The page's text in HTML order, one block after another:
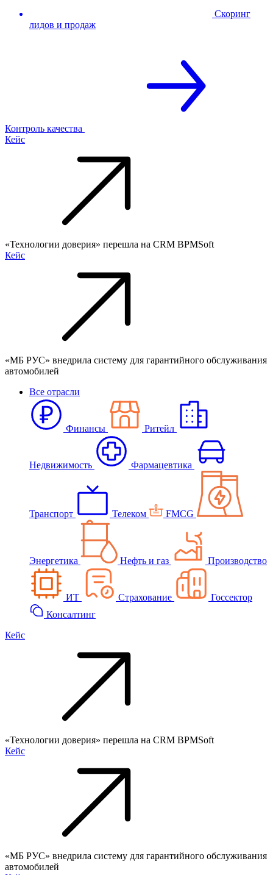
Скоринг
лидов и продаж
Контроль качества
Кейс
«Технологии доверия» перешла на CRM BPMSoft
Кейс
«МБ РУС» внедрила систему для гарантийного обслуживания
автомобилей
Все отрасли
Финансы Ритейл
Недвижимость Фармацевтика
Транспорт Телеком FMCG
Энергетика Нефть и газ Производство
ИТ Страхование
Госсектор
Консалтинг
Кейс
«Технологии доверия» перешла на CRM BPMSoft
Кейс
«МБ РУС» внедрила систему для гарантийного обслуживания
автомобилей